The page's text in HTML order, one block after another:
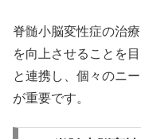
脊髄小脳変性症の治
を向上させることを
と連携し、個々のニ
が重要です。